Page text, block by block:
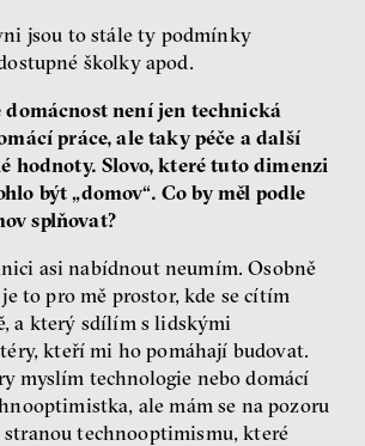
jsou to stále ty podmínky
školky apod.
domácnost není jen technická
práce, ale taky péče a další
hodnoty. Slovo, které tuto dimenzi
být „domov“. Co by měl podle
splňovat?
asi nabídnout neumím. Osobně
to pro mě prostor, kde se cítím
a který sdílím s lidskými
kteří mi ho pomáhají budovat.
myslím technologie nebo domácí
ale mám se na pozoru
stranou technooptimismu, které